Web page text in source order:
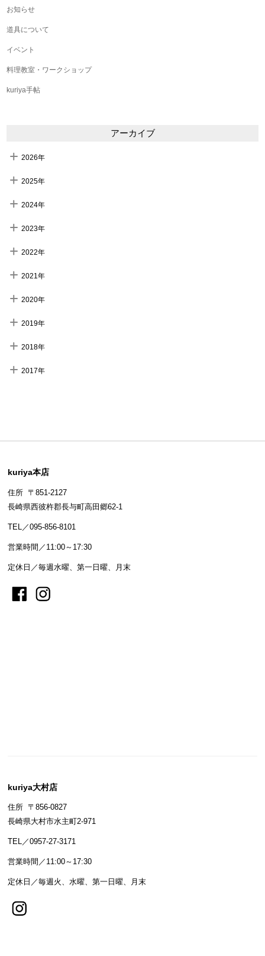
お知らせ
道具について
イベント
料理教室・ワークショップ
kuriya手帖
アーカイブ
2026年
2025年
2024年
2023年
2022年
2021年
2020年
2019年
2018年
2017年
kuriya本店
住所 〒851-2127
長崎県西彼杵郡長与町高田郷62-1
TEL／095-856-8101
営業時間／11:00～17:30
定休日／毎週水曜、第一日曜、月末
kuriya大村店
住所 〒856-0827
長崎県大村市水主町2-971
TEL／0957-27-3171
営業時間／11:00～17:30
定休日／毎週火、水曜、第一日曜、月末